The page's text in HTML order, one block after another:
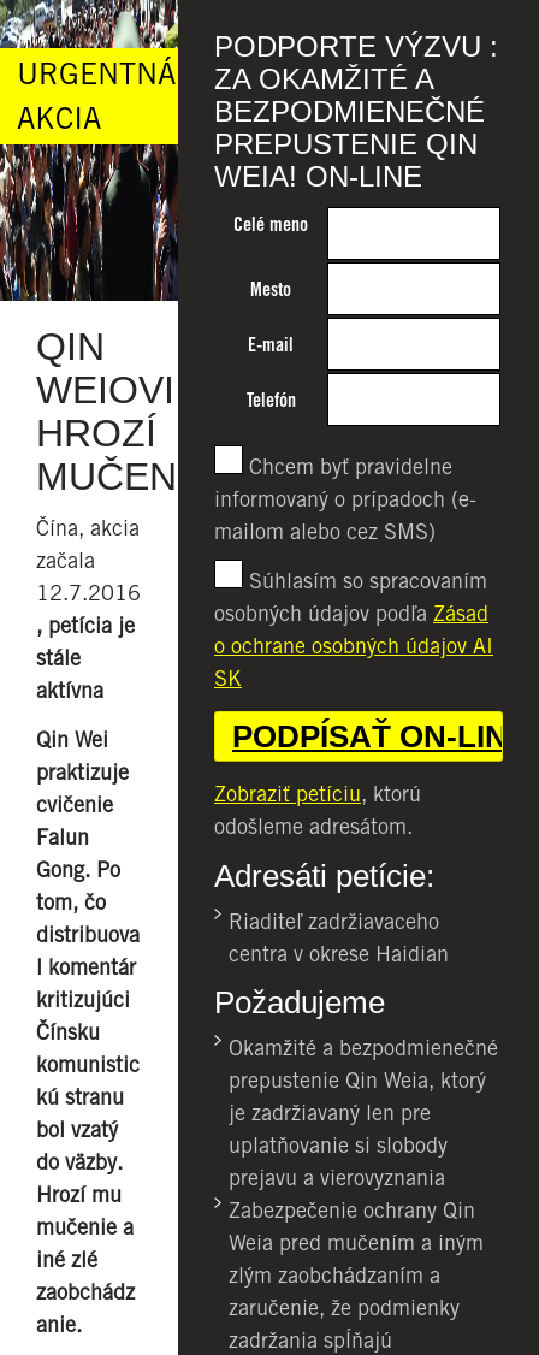
URGENTNÁ
AKCIA
QIN
WEIOVI
HROZÍ
MUČENIE
Čína, akcia
začala
12.7.2016
, petícia je
stále
aktívna
Qin Wei
praktizuje
cvičenie
Falun
Gong. Po
tom, čo
distribuova
l komentár
kritizujúci
Čínsku
komunistic
kú stranu
bol vzatý
do väzby.
Hrozí mu
mučenie a
iné zlé
zaobchádz
anie.
PODPORTE VÝZVU :
ZA OKAMŽITÉ A
BEZPODMIENEČNÉ
PREPUSTENIE QIN
WEIA! ON-LINE
Celé meno
Mesto
E-mail
Telefón
Chcem byť pravidelne
informovaný o prípadoch (e-
mailom alebo cez SMS)
Súhlasím so spracovaním
osobných údajov podľa Zásad
o ochrane osobných údajov AI
SK
Zobraziť petíciu, ktorú
odošleme adresátom.
Adresáti petície:
Riaditeľ zadržiavaceho
centra v okrese Haidian
Požadujeme
Okamžité a bezpodmienečné
prepustenie Qin Weia, ktorý
je zadržiavaný len pre
uplatňovanie si slobody
prejavu a vierovyznania
Zabezpečenie ochrany Qin
Weia pred mučením a iným
zlým zaobchádzaním a
zaručenie, že podmienky
zadržania spĺňajú